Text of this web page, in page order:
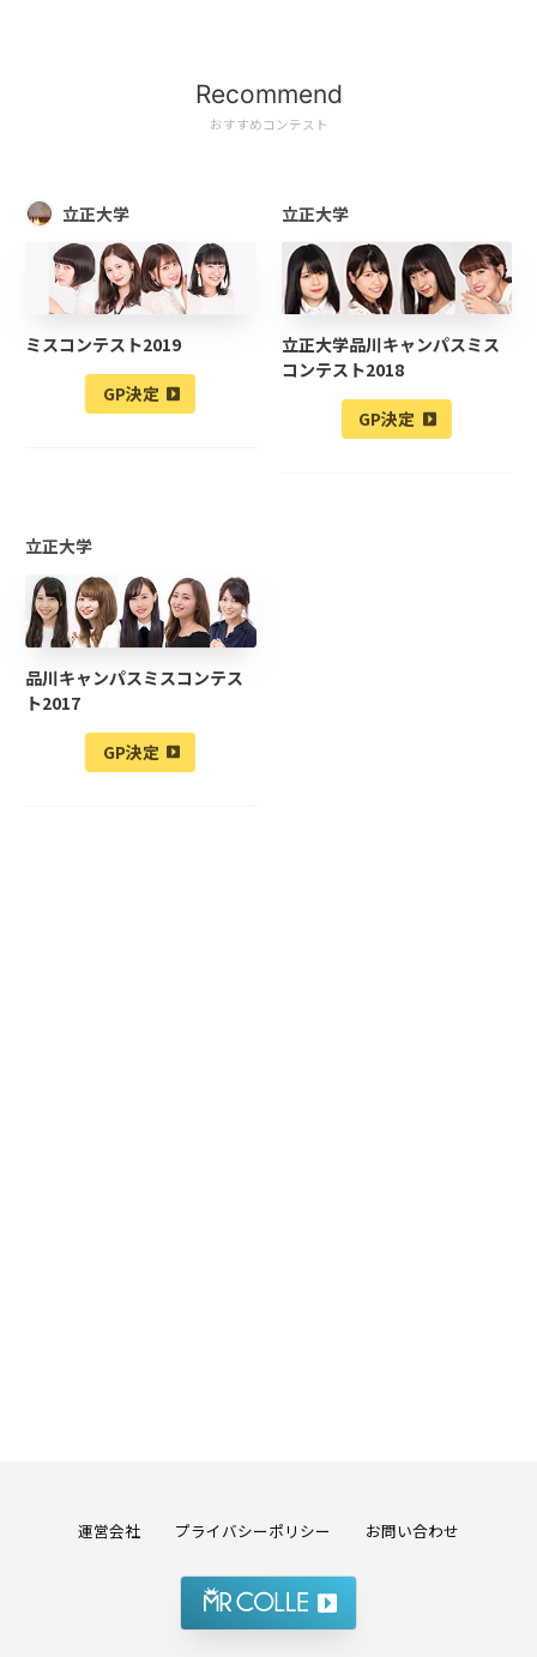
Recommend
おすすめコンテスト
立正大学
ミスコンテスト2019
GP決定
立正大学
立正大学品川キャンパスミス
コンテスト2018
GP決定
立正大学
品川キャンパスミスコンテス
ト2017
GP決定
運営会社 プライバシーポリシー お問い合わせ